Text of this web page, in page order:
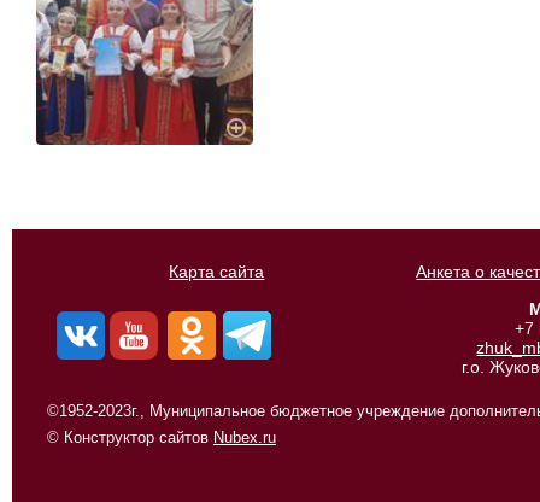
Карта сайта
Анкета о
+7
г.о.
©1952-2023г., Муниципальное бюджетное учреждение
© Конструктор сайтов Nubex.ru